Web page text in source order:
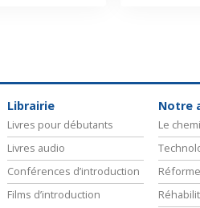
Librairie
Livres pour débutants
Livres audio
Conférences d’introduction
Films d’introduction
Notre
Le